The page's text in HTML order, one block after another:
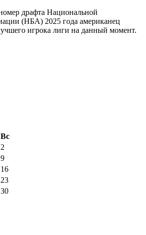
драфта Национальной
(НБА) 2025 года американец
игрока лиги на данный момент.
Вс
2
9
16
23
30